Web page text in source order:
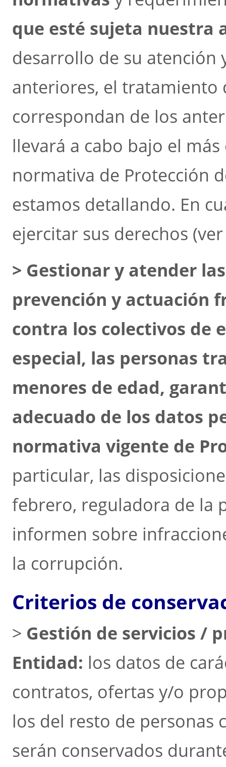
que esté sujeta nuestra
desarrollo de su atención
anteriores, el tratamiento
correspondan de los
llevará a cabo bajo el
normativa de Protección
estamos detallando. En
ejercitar sus derechos
> Gestionar y atender
prevención y actuación
contra los colectivos de
especial, las personas
menores de edad,
adecuado de los datos
normativa vigente de
particular, las
febrero, reguladora de la
informen sobre
la corrupción.
Criterios de
> Gestión de servicios /
Entidad: los datos de
contratos, ofertas y/o
los del resto de personas
serán conservados